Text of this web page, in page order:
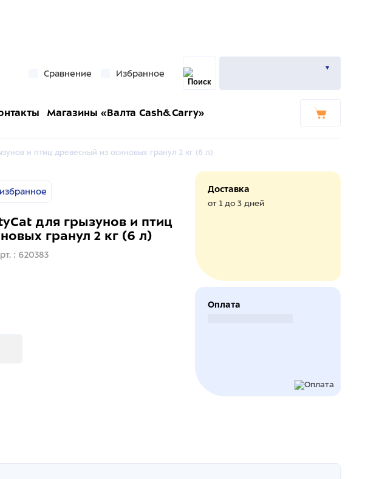
Сравнение Избранное
Магазины «Валта Cash&Carry»
и птиц древесный из осиновых гранул 2 кг (6 л)
для грызунов и птиц
гранул 2 кг (6 л)
: 620383
Доставка
от 1 до 3 дней
Оплата